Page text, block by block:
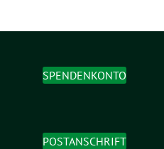
SPENDENKONTO
POSTANSCHRIFT